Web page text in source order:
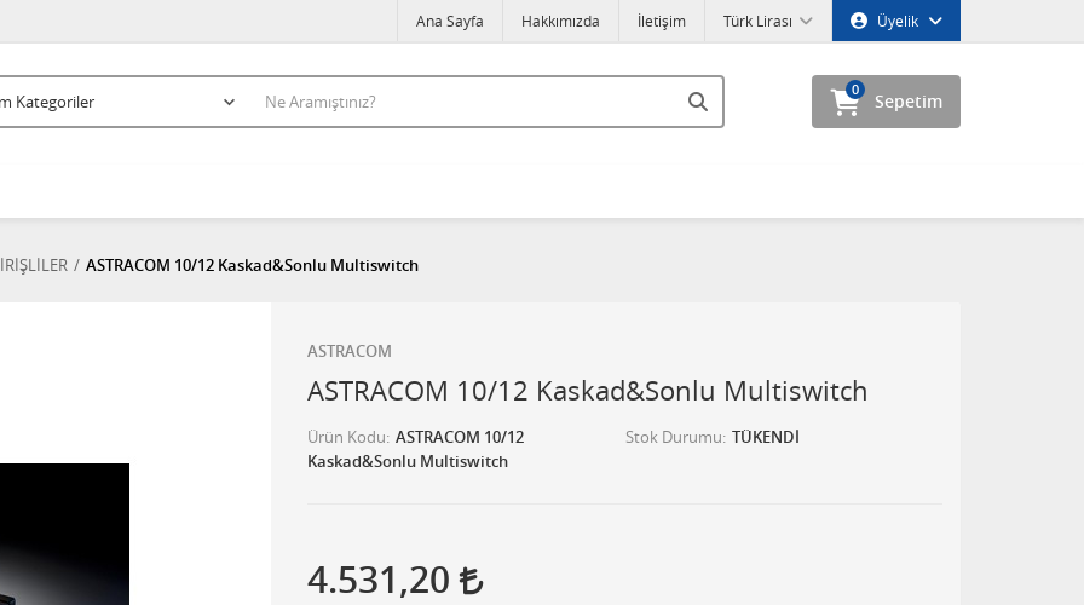
Üyelik
Türk Lirası
Ana Sayfa Hakkımızda İletişim
Sepetim
0
ASTRACOM 10/12 Kaskad&Sonlu Multiswitch
ASTRACOM
ASTRACOM 10/12 Kaskad&Sonlu Multiswitch
Ürün Kodu ASTRACOM 10/12
Kaskad&Sonlu Multiswitch
Stok Durumu TÜKENDİ
4.531,20